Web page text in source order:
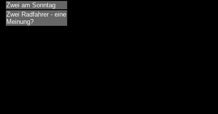
Zwei am Sonntag
Zwei Radfahrer - eine
Meinung?